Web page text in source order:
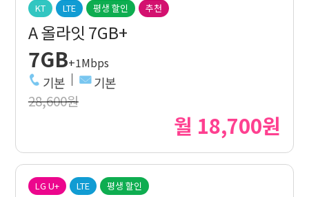
KT LTE 평생 할인 추천
A 올라잇 7GB+
7GB+1Mbps
기본 기본
28,600원
월 18,700원
LG U+ LTE 평생 할인